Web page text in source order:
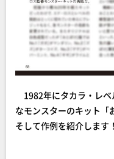
1982年にタカラ・レベ
なモンスターのキット「
そして作例を紹介します！